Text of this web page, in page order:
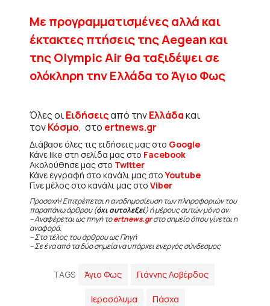
Με προγραμματισμένες αλλά και
έκτακτες πτήσεις της Aegean και
της Olympic Air θα ταξιδέψει σε
ολόκληρη την Ελλάδα το Άγιο Φως
Όλες οιΕιδήσειςαπό τηνΕλλάδακαι
τονΚόσμο, στο ertnews.gr
Διάβασε όλες τις ειδήσεις μας στο Google
Κάνε like στη σελίδα μας στο Facebook
Ακολούθησε μας στο Twitter
Κάνε εγγραφή στο κανάλι μας στοYoutube
Γίνε μέλος στο κανάλι μας στο Viber
Προσοχή! Επιτρέπεται η αναδημοσίευση των πληροφοριών του
παραπάνω άρθρου (όχι αυτολεξεί) ή μέρους αυτών μόνο αν:
– Αναφέρεται ως πηγή τοertnews.grστο σημείο όπου γίνεται η
αναφορά.
– Στο τέλος του άρθρου ως Πηγή
– Σε ένα από τα δύο σημεία να υπάρχει ενεργός σύνδεσμος
TAGS Άγιο Φως Γιάννης Λοβέρδος
Ιεροσόλυμα Πάσχα